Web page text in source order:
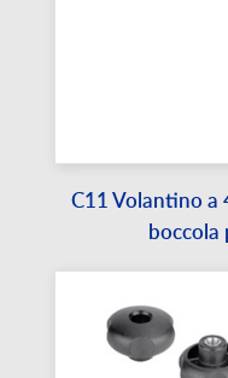
C11 Volantino a
boccola